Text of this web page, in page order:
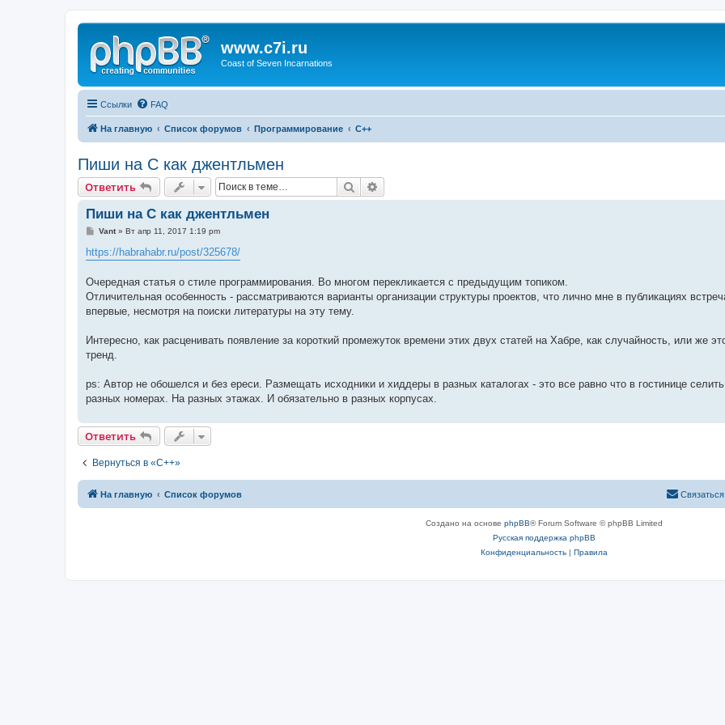
www.c7i.ru
Coast of Seven Incarnations
Ссылки FAQ
На главную Список форумов Программирование C++
Пиши на C как джентльмен
Ответить Поиск
Пиши на C как джентльмен
С
о
б
е
н
и
е
Vant» Вт апр 11, 2017 1:19 pm
https://habrahabr.ru/post/325678/
Очередная статья о стиле программирования. Во многом перекликается с предыдущим топиком.
Отличительная особенность - рассматриваются варианты организации структуры проектов, что лично мне в публикациях
впервые, несмотря на поиски литературы на эту тему.
Интересно, как расценивать появление за короткий промежуток времени этих двух статей на Хабре, как случайность, или же
тренд.
ps: Автор не обошелся и без ереси. Размещать исходники и хиддеры в разных каталогах - это все равно что в гостинице
разных номерах. На разных этажах. И обязательно в разных корпусах.
Ответить
Вернуться в «C++»
На главную Список форумов
Создано на основе phpBB® Forum Software © phpBB Limited
Русская поддержка phpBB
Конфиденциальность| Правила